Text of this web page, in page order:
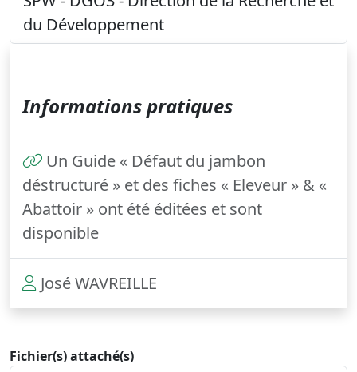
du Développement
Informations pratiques
Un Guide « Défaut du jambon
déstructuré » et des fiches « Eleveur » & «
Abattoir » ont été éditées et sont
disponible
José WAVREILLE
Fichier(s) attaché(s)